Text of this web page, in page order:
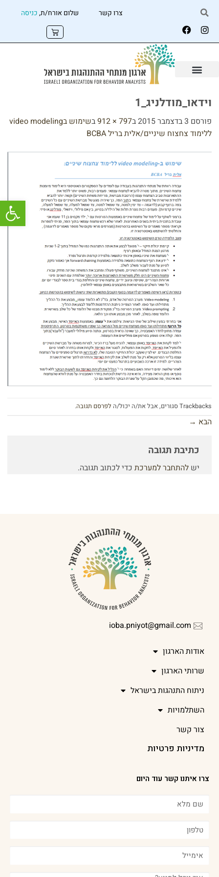
צרו קשר שלום אורח/ת,כניסה
וידאו_מודלניג_1
פורסם 3 בדצמבר 2015 ב797 × 912 ב
שימוש בvideo modeling
ללימוד צחצוח שיניים/אלית בריל BCBA
Trackbacks סגורים, אבל את/ה יכול/ה לפרסם תגובה.
הבא →
כתיבת תגובה
יש להתחבר למערכת כדי לכתוב תגובה.
ioba.pniyot@gmail.com
אודות הארגון
שרותי הארגון
ניתוח התנהגות בישראל
השתלמויות
צור קשר
מדיניות פרטיות
צרו איתנו קשר עוד היום